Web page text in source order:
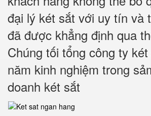
đại lý két sắt với uy tín và
đã được khẳng định qua
Chúng tối tổng công ty
năm kinh nghiệm trong
doanh két sắt